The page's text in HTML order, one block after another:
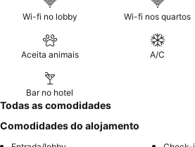
hóspedes podem considerar solicitar
Wi-fi no lobby Wi-fi nos quartos
Aceita animais A/C
Bar no hotel
Todas as comodidades
Comodidades do alojamento